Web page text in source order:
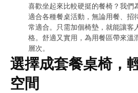
喜歡坐起來比較硬挺的餐椅？我們
適合各種餐桌活動，無論用餐、招
常適合。只需加個椅墊，就能讓客
格。舒適又實用，為用餐區帶來溫
層次。
選擇成套餐桌椅，
空間